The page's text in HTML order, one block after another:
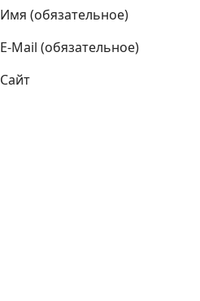
Имя (обязательное)
E-Mail (обязательное)
Сайт